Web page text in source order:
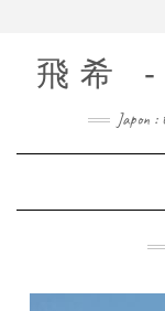
content飛希
Japon :